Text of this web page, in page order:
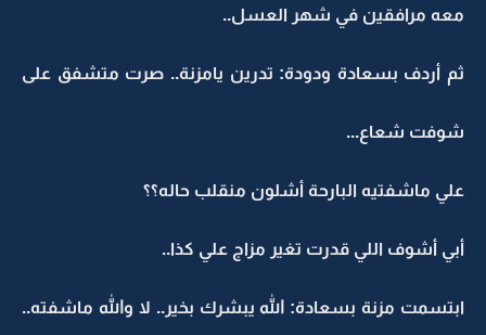
معه مرافقين في شهر العسل..
ثم أردف بسعادة ودودة: تدرين يامزنة.. صرت متشفق على
شوفت شعاع...
علي ماشفتيه البارحة أشلون منقلب حاله؟؟
أبي أشوف اللي قدرت تغير مزاج علي كذا..
ابتسمت مزنة بسعادة: الله يبشرك بخير.. لا والله ماشفته..